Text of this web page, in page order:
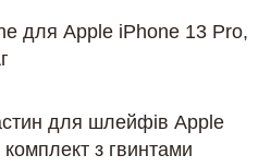
для Apple iPhone 13 Pro,
для шлейфів Apple
з гвинтами